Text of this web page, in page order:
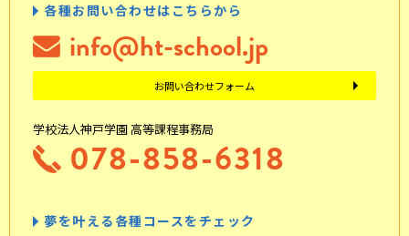
各種お問い合わせはこちらから
info@ht-school.jp
お問い合わせフォーム
学校法人神戸学園 高等課程事務局
078-858-6318
夢を叶える各種コースをチェック